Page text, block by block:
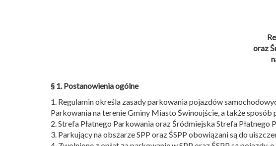
oraz
§ 1. Postanowienia ogólne
1. Regulamin określa zasady parkowania pojazdów
Parkowania na terenie Gminy Miasto Świnoujście, a także
2. Strefa Płatnego Parkowania oraz Śródmiejska Strefa
3. Parkujący na obszarze SPP oraz ŚSPP obowiązani są do